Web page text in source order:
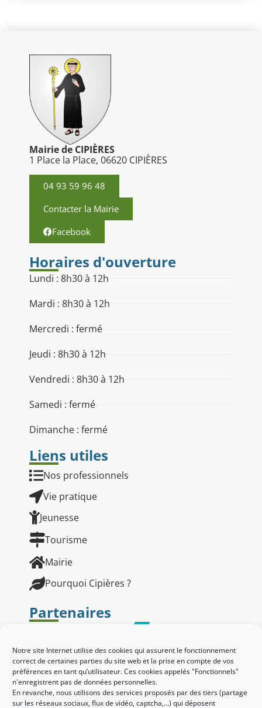
Notre site Internet utilise des cookies qui assurent le fonctionnement
correct de certaines parties du site web et la prise en compte de vos
préférences en tant qu’utilisateur. Ces cookies appelés "Fonctionnels"
n'enregistrent pas de données personnelles.
En revanche, nous utilisons des services proposés par des tiers (partage
sur les réseaux sociaux, flux de vidéo, captcha,...) qui déposent
Mairie de CIPIÈRES
1 Place la Place, 06620 CIPIÈRES
04 93 59 96 48
Contacter la Mairie
Facebook
Horaires d'ouverture
Lundi : 8h30 à 12h
Mardi : 8h30 à 12h
Mercredi : fermé
Jeudi : 8h30 à 12h
Vendredi : 8h30 à 12h
Samedi : fermé
Dimanche : fermé
Liens utiles
Nos professionnels
Vie pratique
Jeunesse
Tourisme
Mairie
Pourquoi Cipières ?
Partenaires